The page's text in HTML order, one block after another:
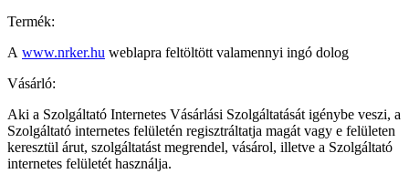
Termék:
A www.nrker.hu weblapra feltöltött valamennyi ingó dolog
Vásárló:
Aki a Szolgáltató Internetes Vásárlási Szolgáltatását igénybe veszi, a
Szolgáltató internetes felületén regisztráltatja magát vagy e felületen
keresztül árut, szolgáltatást megrendel, vásárol, illetve a Szolgáltató
internetes felületét használja.